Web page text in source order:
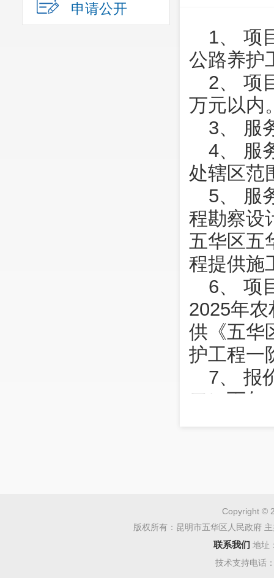
申请公开
1、 项
公路养护
2、 项
万元以内
3、 服
4、 服
处辖区范
5、 服
程勘察设
五华区五
程提供施
6、 项
2025年
供《五华
护工程一
7、 报
二）下午
Copyright ©
版权所有：昆明市五华区人民政府
联系我们 地址
技术支持电话